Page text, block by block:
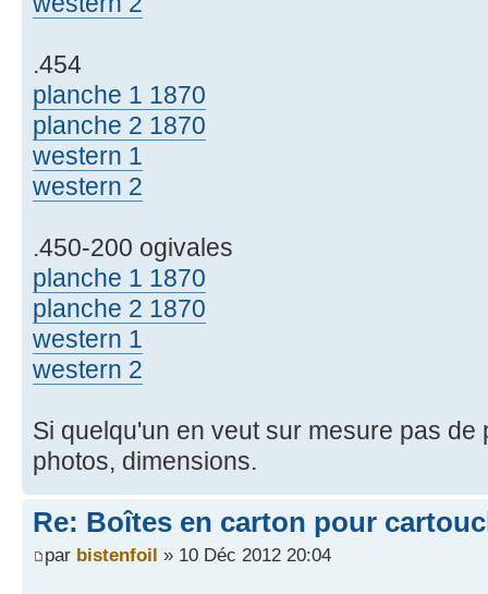
.454
planche 1 1870
planche 2 1870
western 1
western 2
.450-200 ogivales
planche 1 1870
planche 2 1870
western 1
western 2
Si quelqu'un en veut sur mesure pas
photos, dimensions.
Re: Boîtes en carton pour
par bistenfoil » 10 Déc 2012 20:04